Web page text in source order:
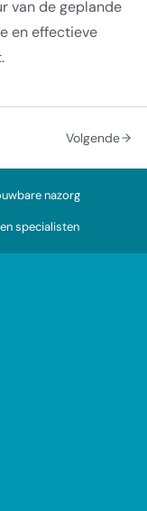
van de geplande
en effectieve
Volgende
nazorg
specialisten